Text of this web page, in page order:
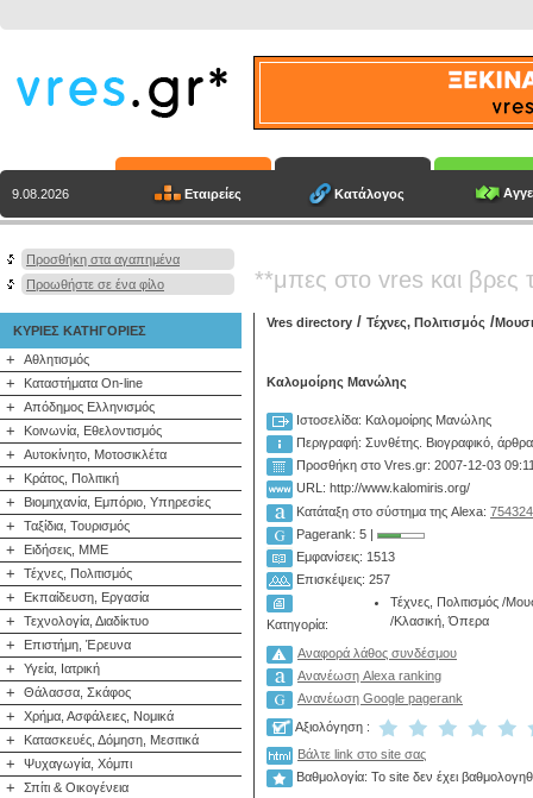
9.08.2026 Εταιρείες Κατάλογος
Προσθήκη στα αγαπημένα
Προωθήστε σε ένα φίλο
**μπες στο vres και βρες
ΚΥΡΙΕΣ ΚΑΤΗΓΟΡΙΕΣ
+ Αθλητισμός
+ Καταστήματα On-line
+ Απόδημος Ελληνισμός
+ Κοινωνία, Εθελοντισμός
+ Αυτοκίνητο, Μοτοσικλέτα
+ Κράτος, Πολιτική
+ Βιομηχανία, Εμπόριο, Υπηρεσίες
+ Ταξίδια, Τουρισμός
+ Ειδήσεις, ΜΜΕ
+ Τέχνες, Πολιτισμός
+ Εκπαίδευση, Εργασία
+ Τεχνολογία, Διαδίκτυο
+ Επιστήμη, Έρευνα
+ Υγεία, Ιατρική
+ Θάλασσα, Σκάφος
+ Χρήμα, Ασφάλειες, Νομικά
+ Κατασκευές, Δόμηση, Μεσιτικά
+ Ψυχαγωγία, Χόμπι
+ Σπίτι & Οικογένεια
Vres directory / Τέχνες, Πολιτισμός /
Καλομοίρης Μανώλης
Ιστοσελίδα: Καλομοίρης Μανώλης
Περιγραφή: Συνθέτης. Βιογραφικό,
Προσθήκη στο Vres.gr: 2007-12-03
URL: http://www.kalomiris.org/
Κατάταξη στο σύστημα της Alexa:
Pagerank: 5 |
Εμφανίσεις: 1513
Επισκέψεις: 257
Κατηγορία:
Τέχνες, Πολιτισμός /
/Κλασική, Όπερα
Αναφορά λάθος συνδέσμου
Ανανέωση Alexa ranking
Ανανέωση Google pagerank
Αξιολόγηση :
Βάλτε link στο site σας
Βαθμολογία: Το site δεν έχει